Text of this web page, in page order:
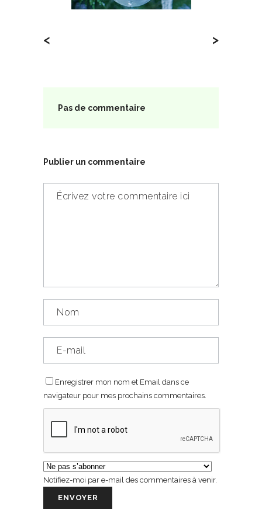
< >
Pas de commentaire
Publier un commentaire
Enregistrer mon nom et Email dans ce
navigateur pour mes prochains commentaires.
Notifiez-moi par e-mail des commentaires à venir.